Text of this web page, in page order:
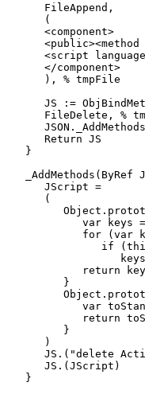
      FileAppend,
      (
      <component>
<public><method
<script
      </component>
      ), % tmpFile
JS :=
FileDelete, %
      Return JS
   }
_AddMethods(ByRef
      JScript =
      (
var keys
for (var
if
return
         }
var
return
         }
      )
JS.("delete
      JS.(JScript)
   }